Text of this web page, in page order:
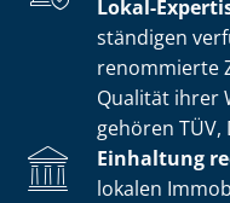
Lokal-
stän­di­gen
renommierte
Qualität ihrer
gehören TÜV,
Einhaltung
lokalen